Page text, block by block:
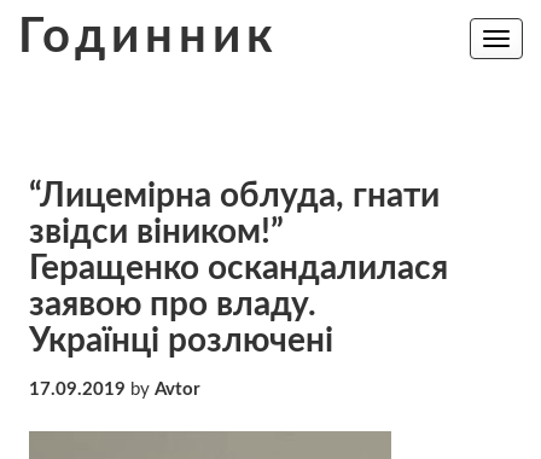
Годинник
Toggle
“Лицемірна облуда, гнати
звідси віником!”
Геращенко оскандалилася
заявою про владу.
Українці розлючені
17.09.2019 by Avtor